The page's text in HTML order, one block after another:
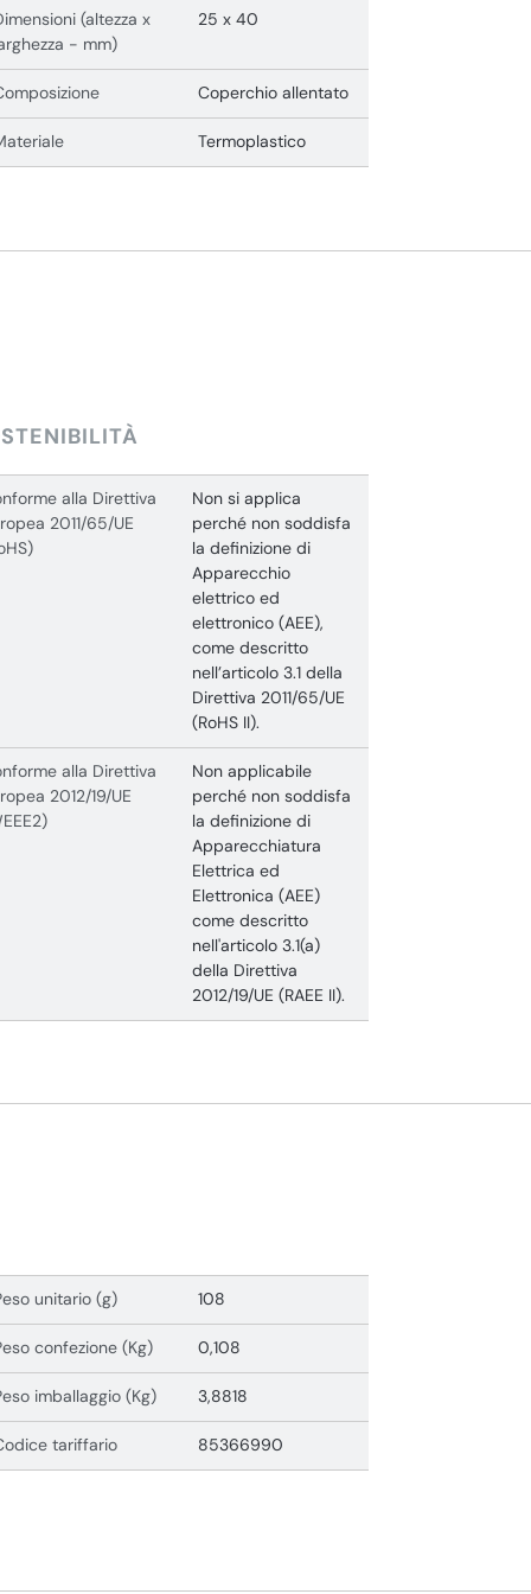
(altezza x
- mm)
25 x 40
Coperchio allentato
Termoplastico
alla Direttiva
2011/65/UE
Non si applica
perché non soddisfa
la definizione di
Apparecchio
elettrico ed
elettronico (AEE),
come descritto
nell’articolo 3.1 della
Direttiva 2011/65/UE
(RoHS II).
alla Direttiva
2012/19/UE
Non applicabile
perché non soddisfa
la definizione di
Apparecchiatura
Elettrica ed
Elettronica (AEE)
come descritto
nell'articolo 3.1(a)
della Direttiva
2012/19/UE (RAEE II).
unitario (g) 108
confezione (Kg) 0,108
imballaggio (Kg) 3,8818
tariffario 85366990